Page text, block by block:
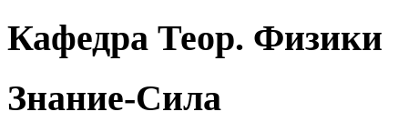
Кафедра Теор. Физики
Знание-Сила